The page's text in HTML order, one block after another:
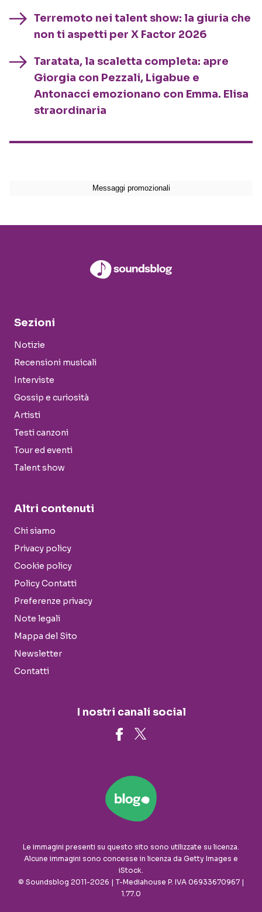
Terremoto nei talent show: la giuria che
non ti aspetti per X Factor 2026
Taratata, la scaletta completa: apre
Giorgia con Pezzali, Ligabue e
Antonacci emozionano con Emma. Elisa
straordinaria
Sezioni
Notizie
Recensioni musicali
Interviste
Gossip e curiosità
Artisti
Testi canzoni
Tour ed eventi
Talent show
Altri contenuti
Chi siamo
Privacy policy
Cookie policy
Policy Contatti
Preferenze privacy
Note legali
Mappa del Sito
Newsletter
Contatti
I nostri canali social
Le immagini presenti su questo sito sono utilizzate su licenza.
Alcune immagini sono concesse in licenza da Getty Images e
iStock.
© Soundsblog 2011-2026 | T-Mediahouse P. IVA 06933670967 |
1.77.0